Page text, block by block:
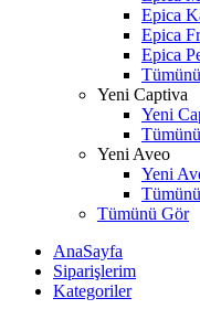
Epica
Epica
Epica
Yeni Captiva
Yeni
Yeni Aveo
Yeni
Tümünü Gör
AnaSayfa
Siparişlerim
Kategoriler